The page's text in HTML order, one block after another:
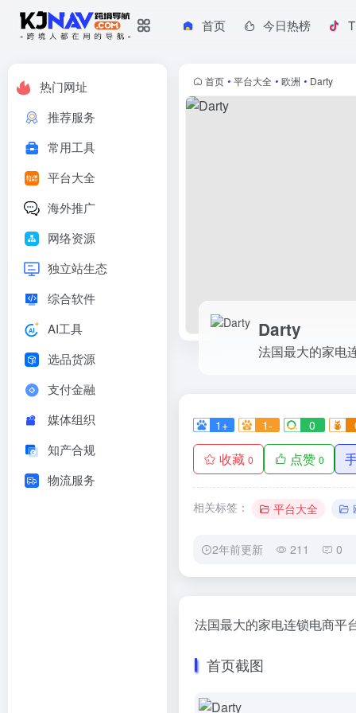
首页 今日热榜
热门网址
推荐服务
常用工具
平台大全
海外推广
网络资源
独立站生态
综合软件
AI工具
选品货源
支付金融
媒体组织
知产合规
物流服务
首页 • 平台大全 • 欧洲 • Darty
Darty
法国最大的家电
1+ 1- 0
收藏 0 点赞 0
相关标签： 平台大全
2年前更新 211 0
Darty
法国最大的家电连锁电商平
首页截图